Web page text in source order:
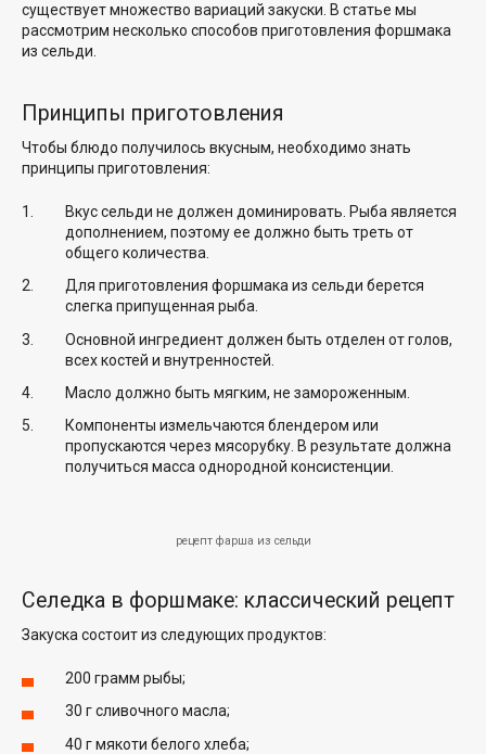
существует множество вариаций закуски. В статье мы
рассмотрим несколько способов приготовления форшмака
из сельди.
Принципы приготовления
Чтобы блюдо получилось вкусным, необходимо знать
принципы приготовления:
Вкус сельди не должен доминировать. Рыба является
дополнением, поэтому ее должно быть треть от
общего количества.
Для приготовления форшмака из сельди берется
слегка припущенная рыба.
Основной ингредиент должен быть отделен от голов,
всех костей и внутренностей.
Масло должно быть мягким, не замороженным.
Компоненты измельчаются блендером или
пропускаются через мясорубку. В результате должна
получиться масса однородной консистенции.
рецепт фарша из сельди
Селедка в форшмаке: классический рецепт
Закуска состоит из следующих продуктов:
200 грамм рыбы;
30 г сливочного масла;
40 г мякоти белого хлеба;